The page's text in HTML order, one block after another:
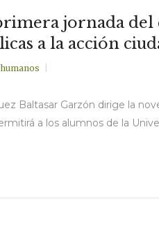
jornada del
a la acción
Baltasar Garzón dirige la
a los alumnos de la